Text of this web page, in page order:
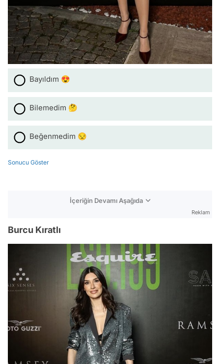
Bayıldım 😍
Bilemedim 🤔
Beğenmedim 😒
Sonucu Göster
İçeriğin Devamı Aşağıda
Reklam
Burcu Kıratlı